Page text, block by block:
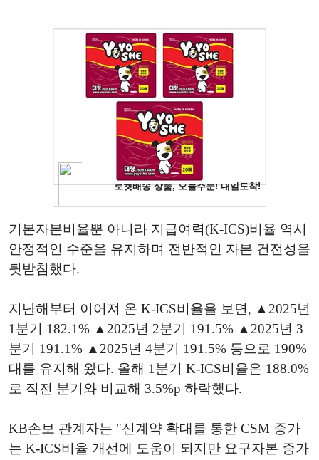
기본자본비율뿐 아니라 지급여력(K-ICS)비율 역시
안정적인 수준을 유지하며 전반적인 자본 건전성을
뒷받침했다.
지난해부터 이어져 온 K-ICS비율을 보면, ▲2025년
1분기 182.1% ▲2025년 2분기 191.5% ▲2025년 3
분기 191.1% ▲2025년 4분기 191.5% 등으로 190%
대를 유지해 왔다. 올해 1분기 K-ICS비율은 188.0%
로 직전 분기와 비교해 3.5%p 하락했다.
KB손보 관계자는 "신계약 확대를 통한 CSM 증가
는 K-ICS비율 개선에 도움이 되지만 요구자본 증가